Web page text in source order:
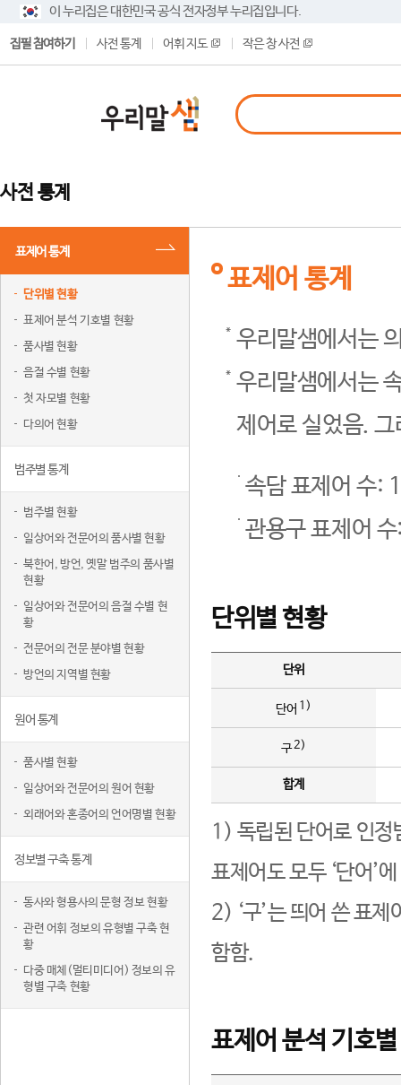
이 누리집은 대한민국 공식 전자정부 누리집입니다.
집필 참여하기 사전 통계 어휘 지도 작은 창 사전
사전 통계
표제어 통계
단위별 현황
표제어 분석 기호별 현황
품사별 현황
음절 수별 현황
첫 자모별 현황
다의어 현황
범주별 통계
범주별 현황
일상어와 전문어의 품사별 현황
북한어, 방언, 옛말 범주의 품사별
현황
일상어와 전문어의 음절 수별 현
황
전문어의 전문 분야별 현황
방언의 지역별 현황
원어 통계
품사별 현황
일상어와 전문어의 원어 현황
외래어와 혼종어의 언어명별 현황
정보별 구축 통계
동사와 형용사의 문형 정보 현황
관련 어휘 정보의 유형별 구축 현
황
다중 매체(멀티미디어) 정보의 유
형별 구축 현황
표제어 통계
우리말샘에서는
우리말샘에서는
제어로 실었음.
속담 표제어 수:
관용구 표제어
단위별 현황
단위
단어 1)
구2)
합계
1) 독립된 단어로 인정
표제어도 모두 ‘단어’
2) ‘구’는 띄어 쓴 표
함함.
표제어 분석 기호